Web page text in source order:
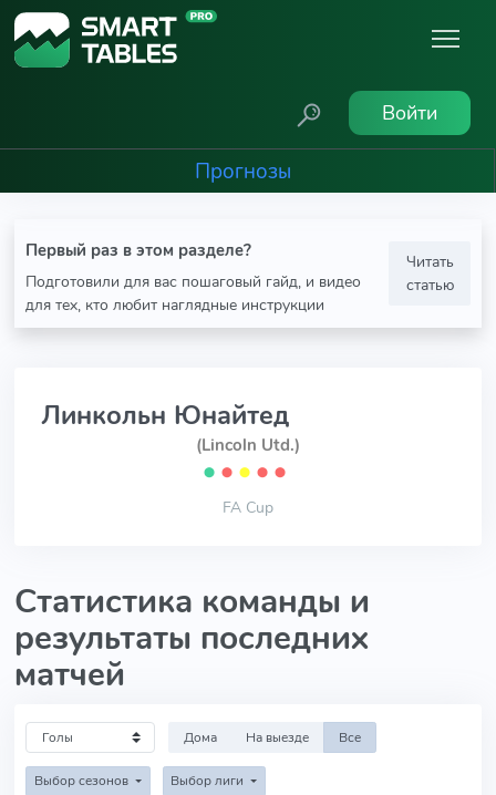
Войти
Прогнозы
Первый раз в этом разделе?
Подготовили для вас пошаговый гайд, и видео
для тех, кто любит наглядные инструкции
Читать
статью
Линкольн Юнайтед
(Lincoln Utd.)
⬤ ⬤ ⬤ ⬤ ⬤
FA Cup
Статистика команды и
результаты последних
матчей
Дома На выезде Все
Выбор сезонов Выбор лиги